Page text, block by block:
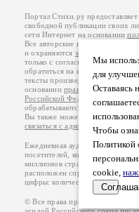
Мы
для
Оставаясь
Чтобы
Политикой
cookie,
Портал Стихи.ру
свободной публикации своих
сети Интернет на основании
Все авторские права на
и охраняются законом
.
только с согласия его автора,
обратиться на его авторской
тексты произведений авторы
основанииправил публикации
Российской Федерации
обрабатываются на основании
Вы также можете посмотреть
связаться с администрацией
Ежедневная аудитория
посетителей, которые в общей
миллионов страниц по данным
расположен справа от этого
цифры: количество просмотров
© Все права принадлежат